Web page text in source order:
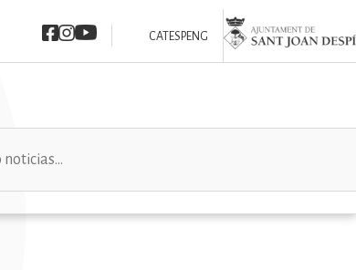
Imatge
Imatge
Imatge CAT ESPENG
Imatge